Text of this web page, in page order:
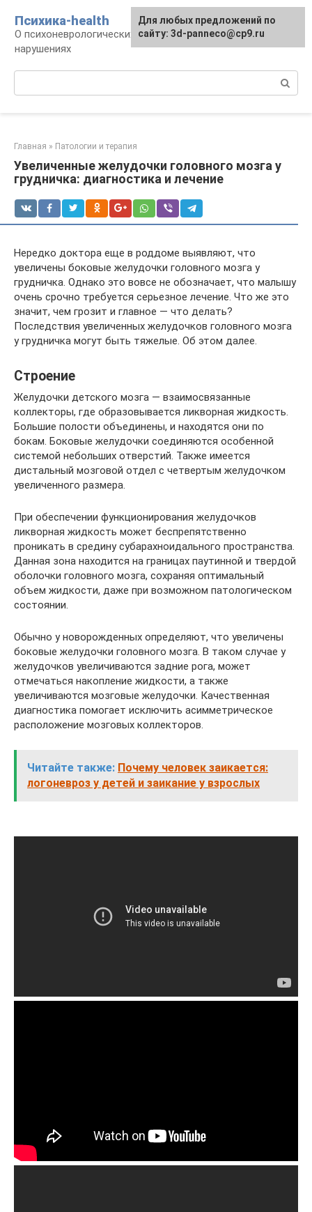
контенту
Психика-health
О психоневрологических патологиях и
нарушениях
Главная » Патологии и терапия
Увеличенные желудочки головного мозга у
грудничка: диагностика и лечение
Нередко доктора еще в роддоме выявляют, что
увеличены боковые желудочки головного мозга у
грудничка. Однако это вовсе не обозначает, что малышу
очень срочно требуется серьезное лечение. Что же это
значит, чем грозит и главное — что делать?
Последствия увеличенных желудочков головного мозга
у грудничка могут быть тяжелые. Об этом далее.
Строение
Желудочки детского мозга — взаимосвязанные
коллекторы, где образовывается ликворная жидкость.
Большие полости объединены, и находятся они по
бокам. Боковые желудочки соединяются особенной
системой небольших отверстий. Также имеется
дистальный мозговой отдел с четвертым желудочком
увеличенного размера.
При обеспечении функционирования желудочков
ликворная жидкость может беспрепятственно
проникать в средину субарахноидального пространства.
Данная зона находится на границах паутинной и твердой
оболочки головного мозга, сохраняя оптимальный
объем жидкости, даже при возможном патологическом
состоянии.
Обычно у новорожденных определяют, что увеличены
боковые желудочки головного мозга. В таком случае у
желудочков увеличиваются задние рога, может
отмечаться накопление жидкости, а также
увеличиваются мозговые желудочки. Качественная
диагностика помогает исключить асимметрическое
расположение мозговых коллекторов.
Читайте также: Почему человек заикается:
логоневроз у детей и заикание у взрослых
Для любых предложений по
сайту: 3d-panneco@cp9.ru